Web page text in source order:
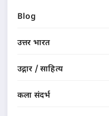
Blog
उत्तर भारत
उद्गार / साहित्य
कला संदर्भ